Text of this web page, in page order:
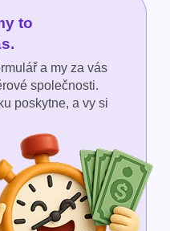
to
a my za vás
společnosti.
poskytne, a vy si